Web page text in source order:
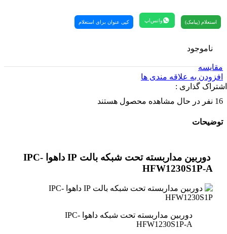
استعلام (پیامک) واتس‌اپ کپی عنوان برای استعلام
ناموجود
مقایسه
افزودن به علاقه مندی ها
اشتراک گذاری :
16 نفر در حال مشاهده محصول هستند
توضیحات
دوربین مداربسته تحت شبکه بالت IP داهوا IPC-
HFW1230S1P-A
دوربین مداربسته تحت شبکه داهوا IPC-
HFW1230S1P-A